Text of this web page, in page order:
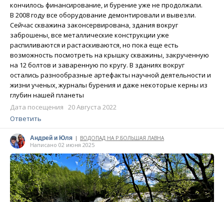
кончилось финансирование, и бурение уже не продолжали.
В 2008 году все оборудование демонтировали и вывезли.
Сейчас скважина законсервирована, здания вокруг
заброшены, все металлические конструкции уже
распиливаются и растаскиваются, но пока еще есть
возможность посмотреть на крышку скважины, закрученную
на 12 болтов и заваренную по кругу. В зданиях вокруг
остались разнообразные артефакты научной деятельности и
жизни ученых, журналы бурения и даже некоторые керны из
глубин нашей планеты
Дата посещения 20 Августа 2022
Ответить
Андрей и Юля | ВОДОПАД НА Р.БОЛЬШАЯ ЛАВНА
Написано 02 июня 2025